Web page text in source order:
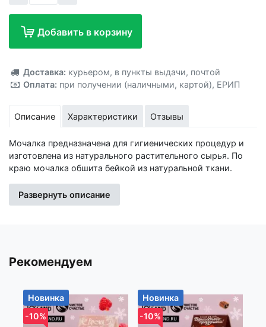
Добавить в корзину
Доставка: курьером, в пункты выдачи, почтой
Оплата: при получении (наличными, картой), ЕРИП
Описание Характеристики Отзывы
Мочалка предназначена для гигиенических процедур и
изготовлена из натурального растительного сырья. По
краю мочалка обшита бейкой из натуральной ткани.
кожу.Находится в индивидуальном прозрачном пакете.
Это отличная покупка по хорошей цене! Надеемся, вы не
Импортер: Частное торговое унитарное предприятие
«Книжный Клуб», Республика Беларусь, 223060, Минская
обл., Минский р-н, Новодворский с/с, дом 40, помещение
Развернуть описание
Рекомендуем
Новинка
-10%
Новинка
-10%